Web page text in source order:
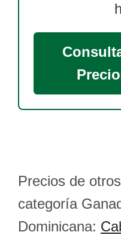
Precios de
categoría
Dominicana: